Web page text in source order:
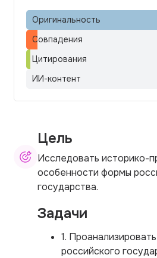
Оригинальность
Совпадения
Цитирования
ИИ-контент
Цель
Исследовать историко-
особенности формы
государства.
Задачи
1.
российского